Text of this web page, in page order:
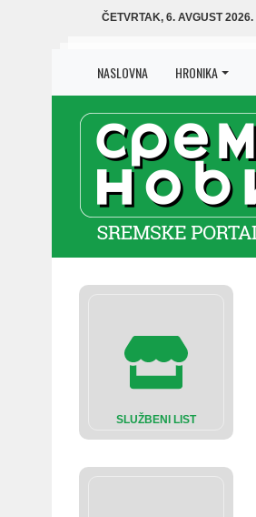
ČETVRTAK, 6. AVGUST 2026.
NASLOVNA HRONIKA
SLUŽBENI LIST